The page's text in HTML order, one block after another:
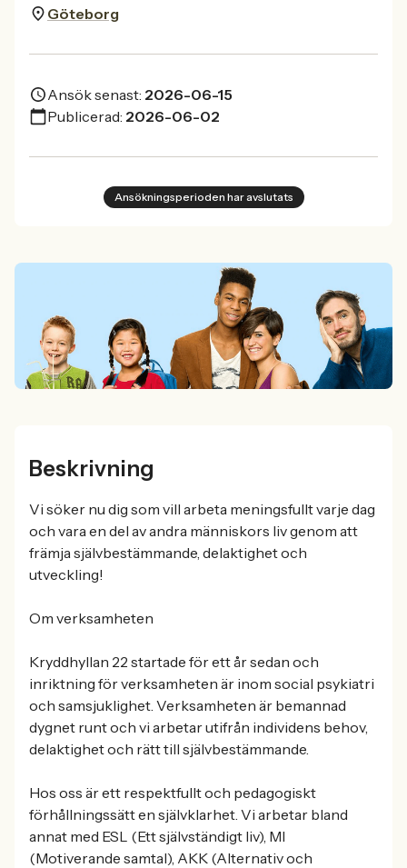
Göteborg
Ansök senast: 2026-06-15
Publicerad: 2026-06-02
Ansökningsperioden har avslutats
Beskrivning
Vi söker nu dig som vill arbeta meningsfullt varje dag
och vara en del av andra människors liv genom att
främja självbestämmande, delaktighet och
utveckling!
Om verksamheten
Kryddhyllan 22 startade för ett år sedan och
inriktning för verksamheten är inom social psykiatri
och samsjuklighet. Verksamheten är bemannad
dygnet runt och vi arbetar utifrån individens behov,
delaktighet och rätt till självbestämmande.
Hos oss är ett respektfullt och pedagogiskt
förhållningssätt en självklarhet. Vi arbetar bland
annat med ESL (Ett självständigt liv), MI
(Motiverande samtal), AKK (Alternativ och